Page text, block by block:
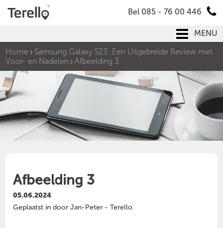
Bel 085 - 76 00 446
MENU
Home
Samsung Galaxy S23: Een Uitgebreide Review met
Voor- en Nadelen
Afbeelding 3
Afbeelding 3
05.06.2024
Geplaatst in door Jan-Peter - Terello